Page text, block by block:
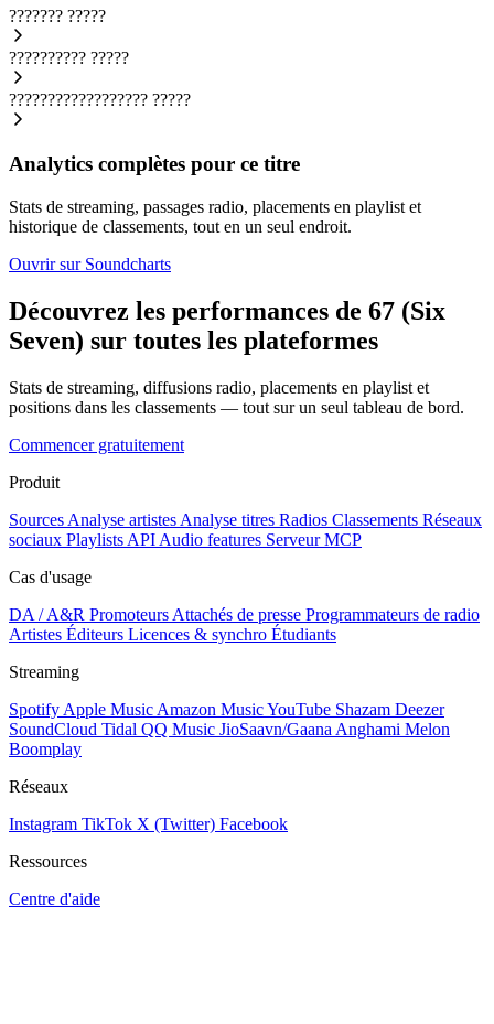
??????? ?????
?????????? ?????
?????????????????? ?????
Analytics complètes pour ce titre
Stats de streaming, passages radio, placements en playlist et
historique de classements, tout en un seul endroit.
Ouvrir sur Soundcharts
Découvrez les performances de 67 (Six
Seven) sur toutes les plateformes
Stats de streaming, diffusions radio, placements en playlist et
positions dans les classements — tout sur un seul tableau de bord.
Commencer gratuitement
Produit
Sources Analyse artistes Analyse titres Radios Classements Réseaux
sociaux Playlists API Audio features Serveur MCP
Cas d'usage
DA / A&R Promoteurs Attachés de presse Programmateurs de radio
Artistes Éditeurs Licences & synchro Étudiants
Streaming
Spotify Apple Music Amazon MusicYouTube Shazam Deezer
SoundCloud Tidal QQ Music JioSaavn/Gaana Anghami Melon
Boomplay
Réseaux
Instagram TikTok X (Twitter) Facebook
Ressources
Centre d'aide